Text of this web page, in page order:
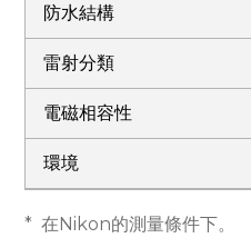
防水結構
雷射分類
電磁相容性
環境
* 在Nikon的測量條件下。